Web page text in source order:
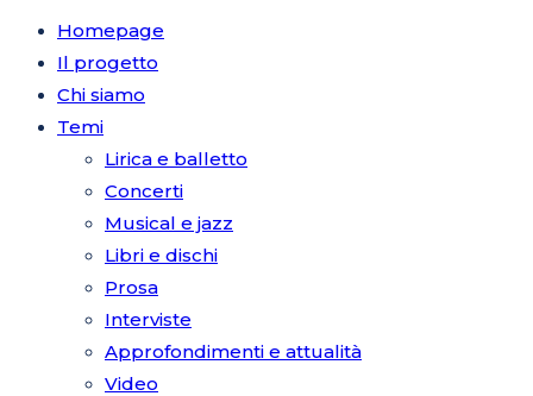
Homepage
Il progetto
Chi siamo
Temi
Lirica e balletto
Concerti
Musical e jazz
Libri e dischi
Prosa
Interviste
Approfondimenti e attualità
Video